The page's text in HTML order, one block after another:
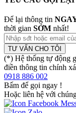
Để lại thông tin
thời gian SỚM nhất!
TƯ VẤN CHO TÔI
(*) Hệ thống tự động
điền thông tin chính
0918 886 002
Bấm để gọi ngay !
Hoặc liên hệ với